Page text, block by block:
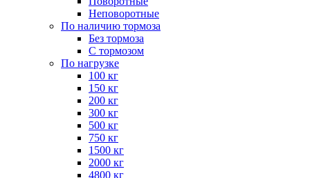
Неповоротные
По наличию тормоза
Без тормоза
С тормозом
По нагрузке
100 кг
150 кг
200 кг
300 кг
500 кг
750 кг
1500 кг
2000 кг
4800 кг